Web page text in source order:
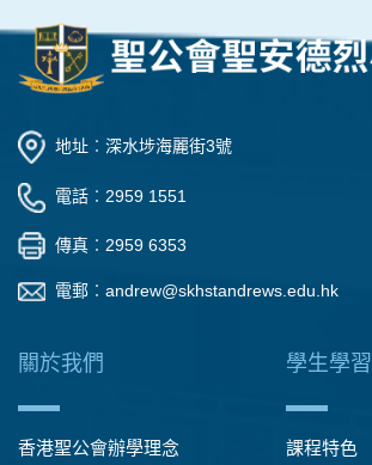
地址︰深水埗海麗街3號
電話︰2959 1551
傳真︰2959 6353
電郵︰ andrew@skhstandrews.edu.hk
關於我們
香港聖公會辦學理念
學生學習
課程特色